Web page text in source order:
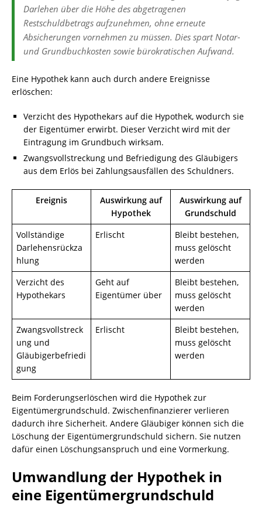
Darlehen über die Höhe des abgetragenen
Restschuldbetrags aufzunehmen, ohne erneute
Absicherungen vornehmen zu müssen. Dies spart Notar-
und Grundbuchkosten sowie bürokratischen Aufwand.
Eine Hypothek kann auch durch andere Ereignisse
erlöschen:
Verzicht des Hypothekars auf die Hypothek, wodurch sie
der Eigentümer erwirbt. Dieser Verzicht wird mit der
Eintragung im Grundbuch wirksam.
Zwangsvollstreckung und Befriedigung des Gläubigers
aus dem Erlös bei Zahlungsausfällen des Schuldners.
Ereignis
Auswirkung auf
Hypothek
Auswirkung auf
Grundschuld
Vollständige
Darlehensrückza
hlung
Erlischt
Bleibt bestehen,
muss gelöscht
werden
Verzicht des
Hypothekars
Geht auf
Eigentümer über
Bleibt bestehen,
muss gelöscht
werden
Zwangsvollstreck
ung und
Gläubigerbefriedi
gung
Erlischt
Bleibt bestehen,
muss gelöscht
werden
Beim Forderungserlöschen wird die Hypothek zur
Eigentümergrundschuld. Zwischenfinanzierer verlieren
dadurch ihre Sicherheit. Andere Gläubiger können sich die
Löschung der Eigentümergrundschuld sichern. Sie nutzen
dafür einen Löschungsanspruch und eine Vormerkung.
Umwandlung der Hypothek in
eine Eigentümergrundschuld